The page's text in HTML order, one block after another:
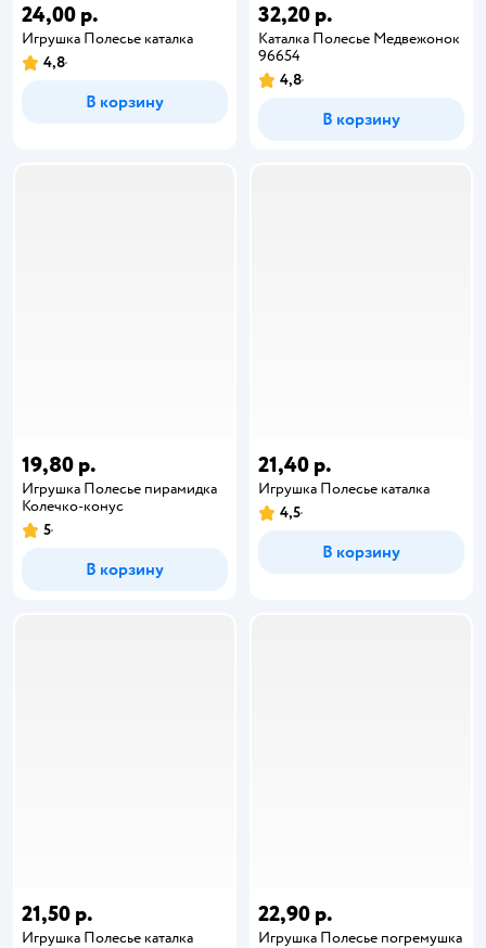
24,00 р.
Игрушка Полесье каталка
4,8
В корзину
32,20 р.
Каталка Полесье Медвежонок
96654
4,8
В корзину
19,80 р.
Игрушка Полесье пирамидка
Колечко-конус
5
В корзину
21,40 р.
Игрушка Полесье каталка
4,5
В корзину
21,50 р.
Игрушка Полесье каталка
22,90 р.
Игрушка Полесье погремушка